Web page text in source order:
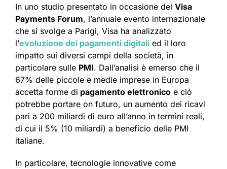
In uno studio presentato in occasione del Visa
Payments Forum, l’annuale evento internazionale
che si svolge a Parigi, Visa ha analizzato
l’evoluzione dei pagamenti digitali ed il loro
impatto sui diversi campi della società, in
particolare sulle PMI. Dall’analisi è emerso che il
67% delle piccole e medie imprese in Europa
accetta forme di pagamento elettronico e ciò
potrebbe portare on futuro, un aumento dei ricavi
pari a 200 miliardi di euro all’anno in termini reali,
di cui il 5% (10 miliardi) a beneficio delle PMI
italiane.
In particolare, tecnologie innovative come